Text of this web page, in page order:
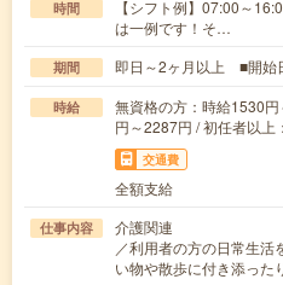
時間
【シフト例】07:00～
は一例です！そ…
期間 即日～2ヶ月以上 ■開始
時給
無資格の方：時給1530
円～2287円 / 初任者以
交通費
全額支給
仕事内容
介護関連
／利用者の方の日常生
い物や散歩に付き添っ